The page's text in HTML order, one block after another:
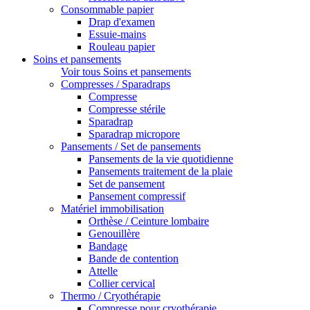
Consommable papier
Drap d'examen
Essuie-mains
Rouleau papier
Soins et pansements
Voir tous Soins et pansements
Compresses / Sparadraps
Compresse
Compresse stérile
Sparadrap
Sparadrap micropore
Pansements / Set de pansements
Pansements de la vie quotidienne
Pansements traitement de la plaie
Set de pansement
Pansement compressif
Matériel immobilisation
Orthèse / Ceinture lombaire
Genouillère
Bandage
Bande de contention
Attelle
Collier cervical
Thermo / Cryothérapie